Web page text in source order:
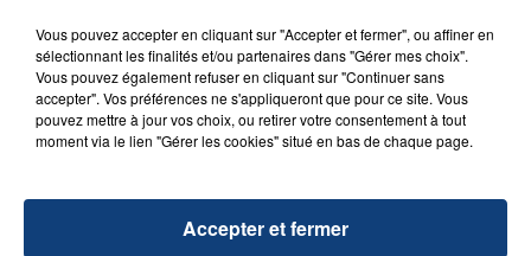
23 juillet 2026
INCENDIE MORTEL À LENS : UNE FEMME ET
SON BÉBÉ ENTRE LA VIE ET LA...
d'un liquide inflammable.
Vous pouvez accepter en cliquant sur "Accepter et fermer", ou affiner en
sélectionnant les finalités et/ou partenaires dans "Gérer mes choix".
Vous pouvez également refuser en cliquant sur "Continuer sans
accepter". Vos préférences ne s'appliqueront que pour ce site. Vous
pouvez mettre à jour vos choix, ou retirer votre consentement à tout
moment via le lien "Gérer les cookies" situé en bas de chaque page.
Accepter et fermer